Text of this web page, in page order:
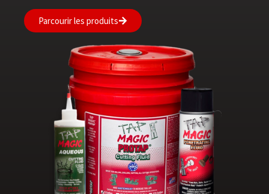
Parcourir les produits